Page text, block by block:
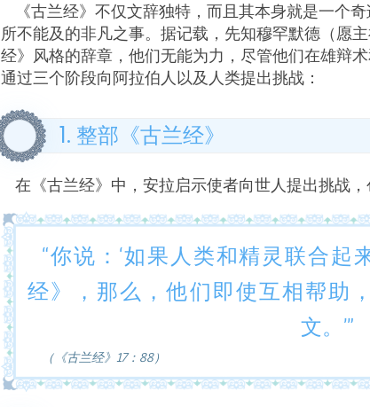
《古兰经》不仅文辞独特，而且其本身就是一个
所不能及的非凡之事。据记载，先知穆罕默德（愿
经》风格的辞章，他们无能为力，尽管他们在雄辩
通过三个阶段向阿拉伯人以及人类提出挑战：
1. 整部《古兰经》
在《古兰经》中，安拉启示使者向世人提出挑战
“你说：‘如果人类和精灵联合起
经》，那么，他们即使互相帮助
文。’”
（《古兰经》17：88）